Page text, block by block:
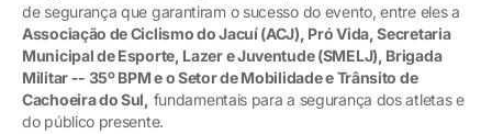
de segurança que garantiram o sucesso do evento, entre eles a
Associação de Ciclismo do Jacuí (ACJ), Pró Vida, Secretaria
Municipal de Esporte, Lazer e Juventude (SMELJ), Brigada
Militar -- 35º BPM e o Setor de Mobilidade e Trânsito de
Cachoeira do Sul, fundamentais para a segurança dos atletas e
do público presente.